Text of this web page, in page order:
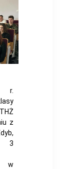
r.
z
3
w